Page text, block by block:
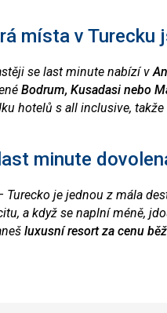
místa v Turecku
se last minute nabízí v
Bodrum, Kusadasi nebo
hotelů s all inclusive,
minute
Turecko je jednou z mála
a když se naplní méně,
luxusní resort za cenu